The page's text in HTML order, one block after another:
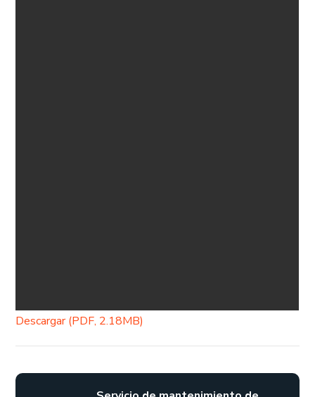
Descargar (PDF, 2.18MB)